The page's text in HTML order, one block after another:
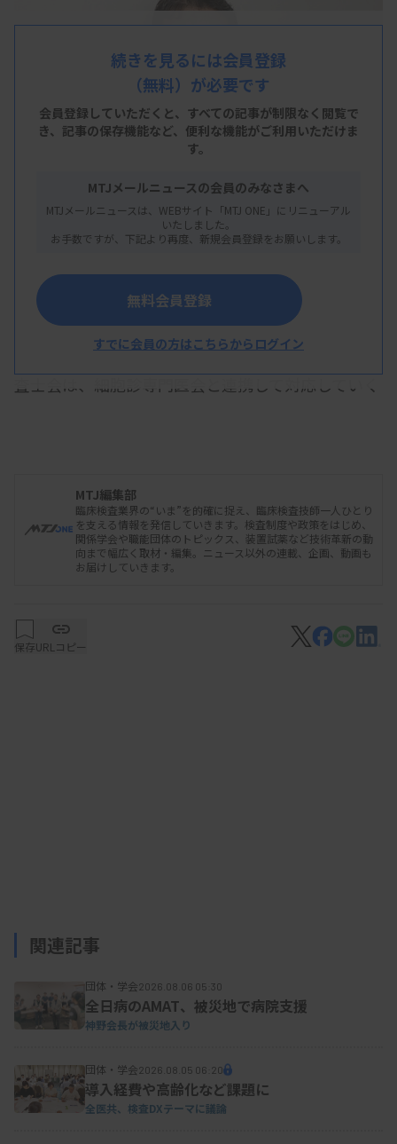
阿部氏
子宮頸がん検診のHPV検査単独法について細胞検
査士会は、細胞診専門医会と連携して対応していく
細胞診判定が適切に行われるよう、標準的な判定方
法や研修の仕組みなどについて検討していく姿勢を
示した。
阿部氏は、HPV検査単独法では「一層、細胞判定
の技術・能力が必要になる」と述べた。細胞診は
方について3月から検討を始めている。ASC-USと断
定できず疑わしいものはNILMとする、CIN2以上を
いて検討していく。8月には阿部氏らが、HPV検査
陽性でASC以上やNILMと判定されたの細胞標本など
続きを見るには会員登録
（無料）が必要です
会員登録していただくと、すべての記事が制限なく閲覧で
き、 記事の保存機能など、便利な機能がご利用いただけま
す。
MTJメールニュースの会員のみなさまへ
MTJメールニュースは、WEBサイト「MTJ ONE」にリニューアル
いたしました。
お手数ですが、下記より再度、新規会員登録をお願いします。
無料会員登録
すでに会員の方はこちらからログイン
MTJ編集部
臨床検査業界の“いま”を的確に捉え、臨床検査技師一人ひとり
を支える情報を発信していきます。検査制度や政策をはじめ、
関係学会や職能団体のトピックス、装置試薬など技術革新の動
向まで幅広く取材・編集。ニュース以外の連載、企画、動画も
お届けしていきます。
保存URLコピー
関連記事
団体・学会2026.08.06 05:30
全日病のAMAT、被災地で病院支援
神野会長が被災地入り
団体・学会2026.08.05 06:20
導入経費や高齢化など課題に
全医共、検査DXテーマに議論